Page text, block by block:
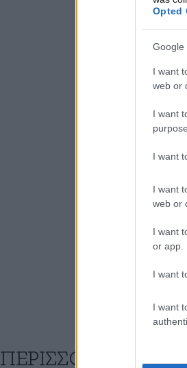
Opted
Google
I want
web or
I want
I want
I want
web or
I want
or app.
I want
I want
ΠΕΡΙΣΣΟΤΕΡΑ